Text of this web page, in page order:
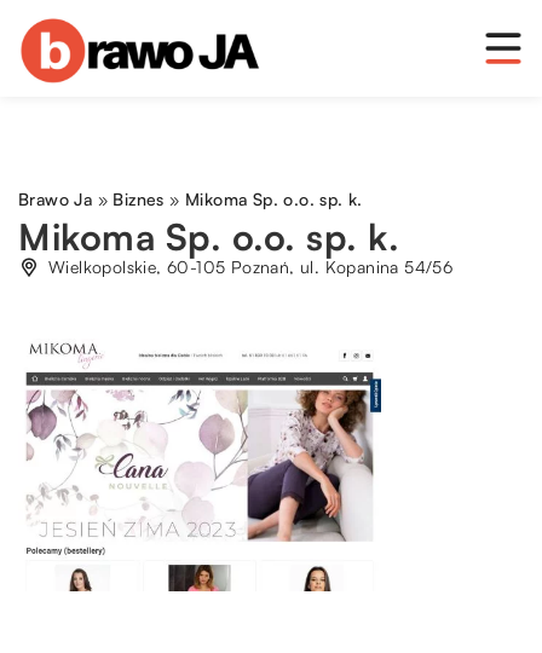
Brawo Ja » Biznes » Mikoma Sp. o.o. sp. k.
Mikoma Sp. o.o. sp. k.
Wielkopolskie, 60-105 Poznań, ul. Kopanina 54/56